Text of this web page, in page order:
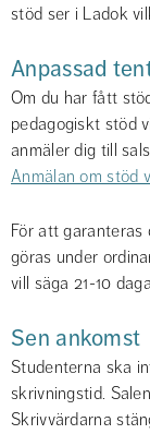
stöd ser i Ladok
Anpassad
Om du har fått
pedagogiskt stöd
Anmälan om stöd
För att
göras under
vill säga 21-10
Sen ankomst
Studenterna ska
skrivningstid.
Skrivvärdarna